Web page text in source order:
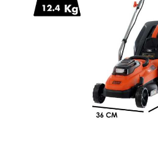
Groupes électrogènes
Gyrobroyeurs à lame pour
Haches - Cognées et
Hachoirs à viande
Herses à Dents
Herses Rotatives